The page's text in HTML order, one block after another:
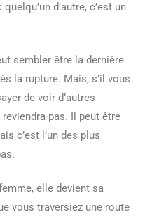
d’autre, c’est un
sembler être la dernière
la rupture. Mais, s’il vous
de voir d’autres
reviendra pas. Il peut être
c’est l’un des plus
elle devient sa
vous traversiez une route